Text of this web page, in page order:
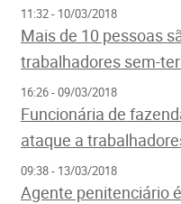
11:32 - 10/03/2018
Mais de 10 pessoas
trabalhadores sem-
16:26 - 09/03/2018
Funcionária de
ataque a
09:38 - 13/03/2018
Agente penitenciário